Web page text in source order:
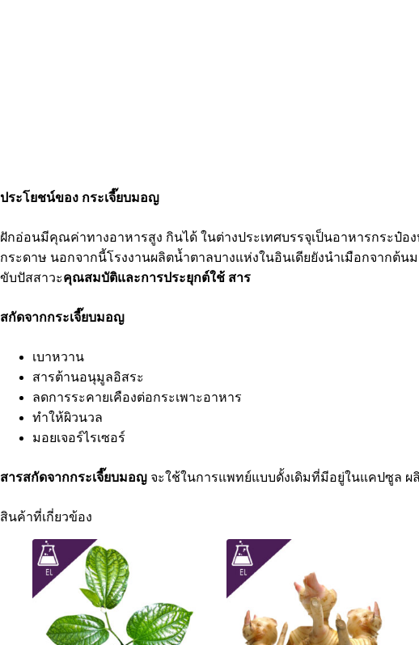
ประโยชน์ของ กระเจี๊ยบมอญ
ฝักอ่อนมีคุณค่าทางอาหารสูง กินได้ ในต่างประเทศบรรจุเป็นอาหารกระป๋
กระดาษ นอกจากนี้โรงงานผลิตน้ำตาลบางแห่งในอินเดียยังนำเมือกจากต้
ขับปัสสาวะคุณสมบัติและการประยุกต์ใช้ สาร
สกัดจากกระเจี๊ยบมอญ
เบาหวาน
สารต้านอนุมูลอิสระ
ลดการระคายเคืองต่อกระเพาะอาหาร
ทำให้ผิวนวล
มอยเจอร์ไรเซอร์
สารสกัดจากกระเจี๊ยบมอญ จะใช้ในการแพทย์แบบดั้งเดิมที่มีอยู่ในแคปซูล ผลิ
สินค้าที่เกี่ยวข้อง